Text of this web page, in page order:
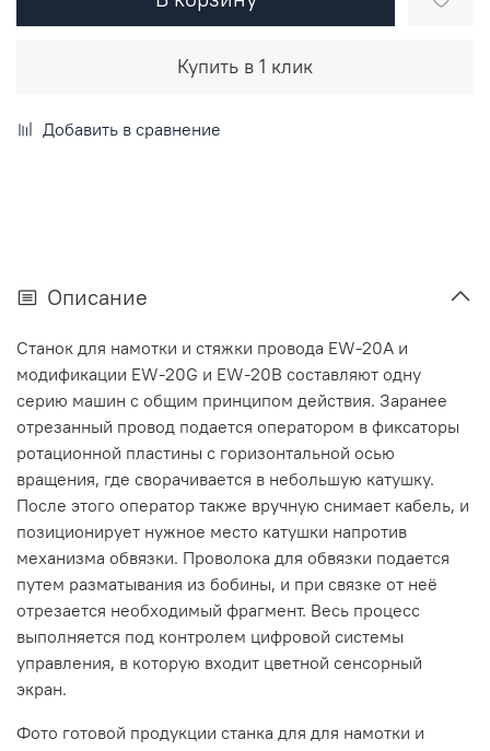
Купить в 1 клик
Добавить в сравнение
Описание
Станок для намотки и стяжки провода EW-20A и
модификации EW-20G и EW-20В составляют одну
серию машин с общим принципом действия. Заранее
отрезанный провод подается оператором в фиксаторы
ротационной пластины с горизонтальной осью
вращения, где сворачивается в небольшую катушку.
После этого оператор также вручную снимает кабель, и
позиционирует нужное место катушки напротив
механизма обвязки. Проволока для обвязки подается
путем разматывания из бобины, и при связке от неё
отрезается необходимый фрагмент. Весь процесс
выполняется под контролем цифровой системы
управления, в которую входит цветной сенсорный
экран.
Фото готовой продукции станка для для намотки и